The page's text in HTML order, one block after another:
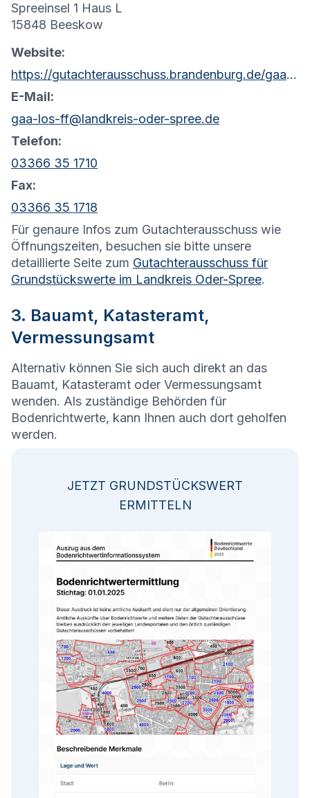
Spreeinsel 1 Haus L
15848 Beeskow
Website:
https://gutachterausschuss.brandenburg.de/gaa/de/kontakt/
E-Mail:
gaa-los-ff@landkreis-oder-spree.de
Telefon:
03366 35 1710
Fax:
03366 35 1718
Für genaure Infos zum Gutachterausschuss wie
Öffnungszeiten, besuchen sie bitte unsere
detaillierte Seite zum Gutachterausschuss für
Grundstückswerte im Landkreis Oder-Spree.
3. Bauamt, Katasteramt,
Vermessungsamt
Alternativ können Sie sich auch direkt an das
Bauamt, Katasteramt oder Vermessungsamt
wenden. Als zuständige Behörden für
Bodenrichtwerte, kann Ihnen auch dort geholfen
werden.
JETZT GRUNDSTÜCKSWERT
ERMITTELN